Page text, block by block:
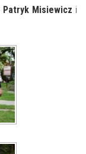
Patryk Misiewicz i